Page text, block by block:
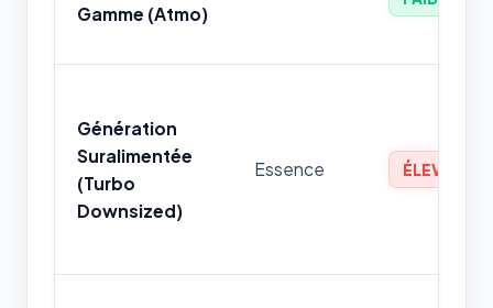
Gamme (Atmo)
Génération
Suralimentée
(Turbo
Downsized)
Essence ÉLEVÉ